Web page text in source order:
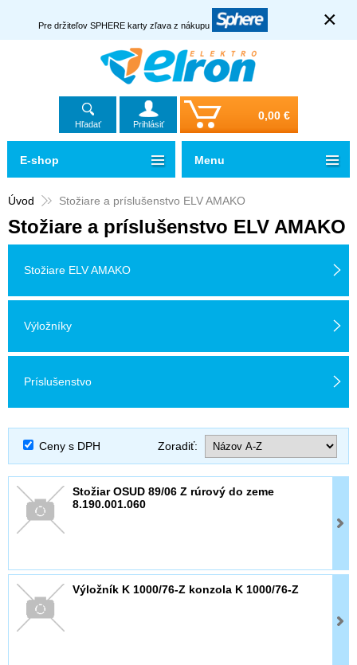
Pre držiteľov SPHERE karty zľava z nákupu ×
Hľadať Prihlásiť
0,00 €
Úvod Stožiare a príslušenstvo ELV AMAKO
Stožiare a príslušenstvo ELV AMAKO
Stožiare ELV AMAKO
Výložníky
Príslušenstvo
Ceny s DPH Zoradiť:
Stožiar OSUD 89/06 Z rúrový do zeme
8.190.001.060
Výložník K 1000/76-Z konzola K 1000/76-Z
E-shop Menu